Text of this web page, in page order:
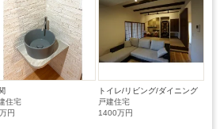
住宅
円
トイレ/リビング/ダイニング
戸建住宅
1400万円